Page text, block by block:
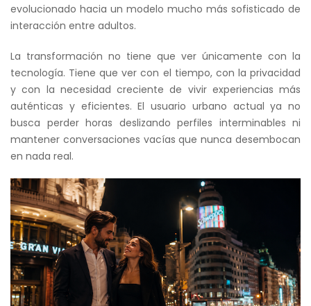
evolucionado hacia un modelo mucho más sofisticado de
interacción entre adultos.
La transformación no tiene que ver únicamente con la
tecnología. Tiene que ver con el tiempo, con la privacidad
y con la necesidad creciente de vivir experiencias más
auténticas y eficientes. El usuario urbano actual ya no
busca perder horas deslizando perfiles interminables ni
mantener conversaciones vacías que nunca desembocan
en nada real.